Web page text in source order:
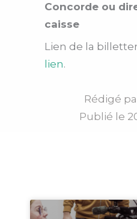
Concorde ou
caisse
Lien de la
lien.
Rédigé
Publié le